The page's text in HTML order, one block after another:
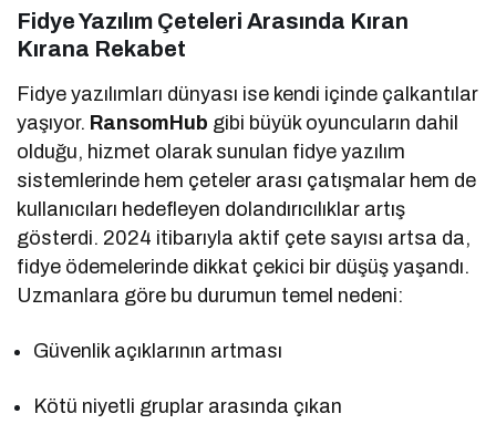
Fidye Yazılım Çeteleri Arasında Kıran
Kırana Rekabet
Fidye yazılımları dünyası ise kendi içinde çalkantılar
yaşıyor. RansomHub gibi büyük oyuncuların dahil
olduğu, hizmet olarak sunulan fidye yazılım
sistemlerinde hem çeteler arası çatışmalar hem de
kullanıcıları hedefleyen dolandırıcılıklar artış
gösterdi. 2024 itibarıyla aktif çete sayısı artsa da,
fidye ödemelerinde dikkat çekici bir düşüş yaşandı.
Uzmanlara göre bu durumun temel nedeni:
Güvenlik açıklarının artması
Kötü niyetli gruplar arasında çıkan